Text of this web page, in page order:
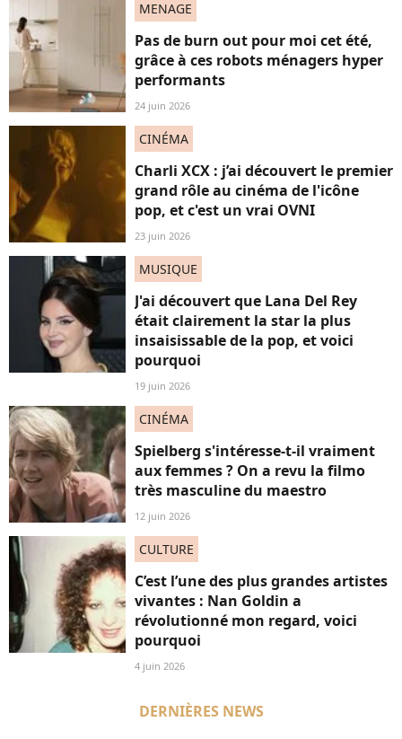
MENAGE
Pas de burn out pour moi cet été,
grâce à ces robots ménagers hyper
performants
24 juin 2026
CINÉMA
Charli XCX : j’ai découvert le premier
grand rôle au cinéma de l'icône
pop, et c'est un vrai OVNI
23 juin 2026
MUSIQUE
J'ai découvert que Lana Del Rey
était clairement la star la plus
insaisissable de la pop, et voici
pourquoi
19 juin 2026
CINÉMA
Spielberg s'intéresse-t-il vraiment
aux femmes ? On a revu la filmo
très masculine du maestro
12 juin 2026
CULTURE
C’est l’une des plus grandes artistes
vivantes : Nan Goldin a
révolutionné mon regard, voici
pourquoi
4 juin 2026
DERNIÈRES NEWS